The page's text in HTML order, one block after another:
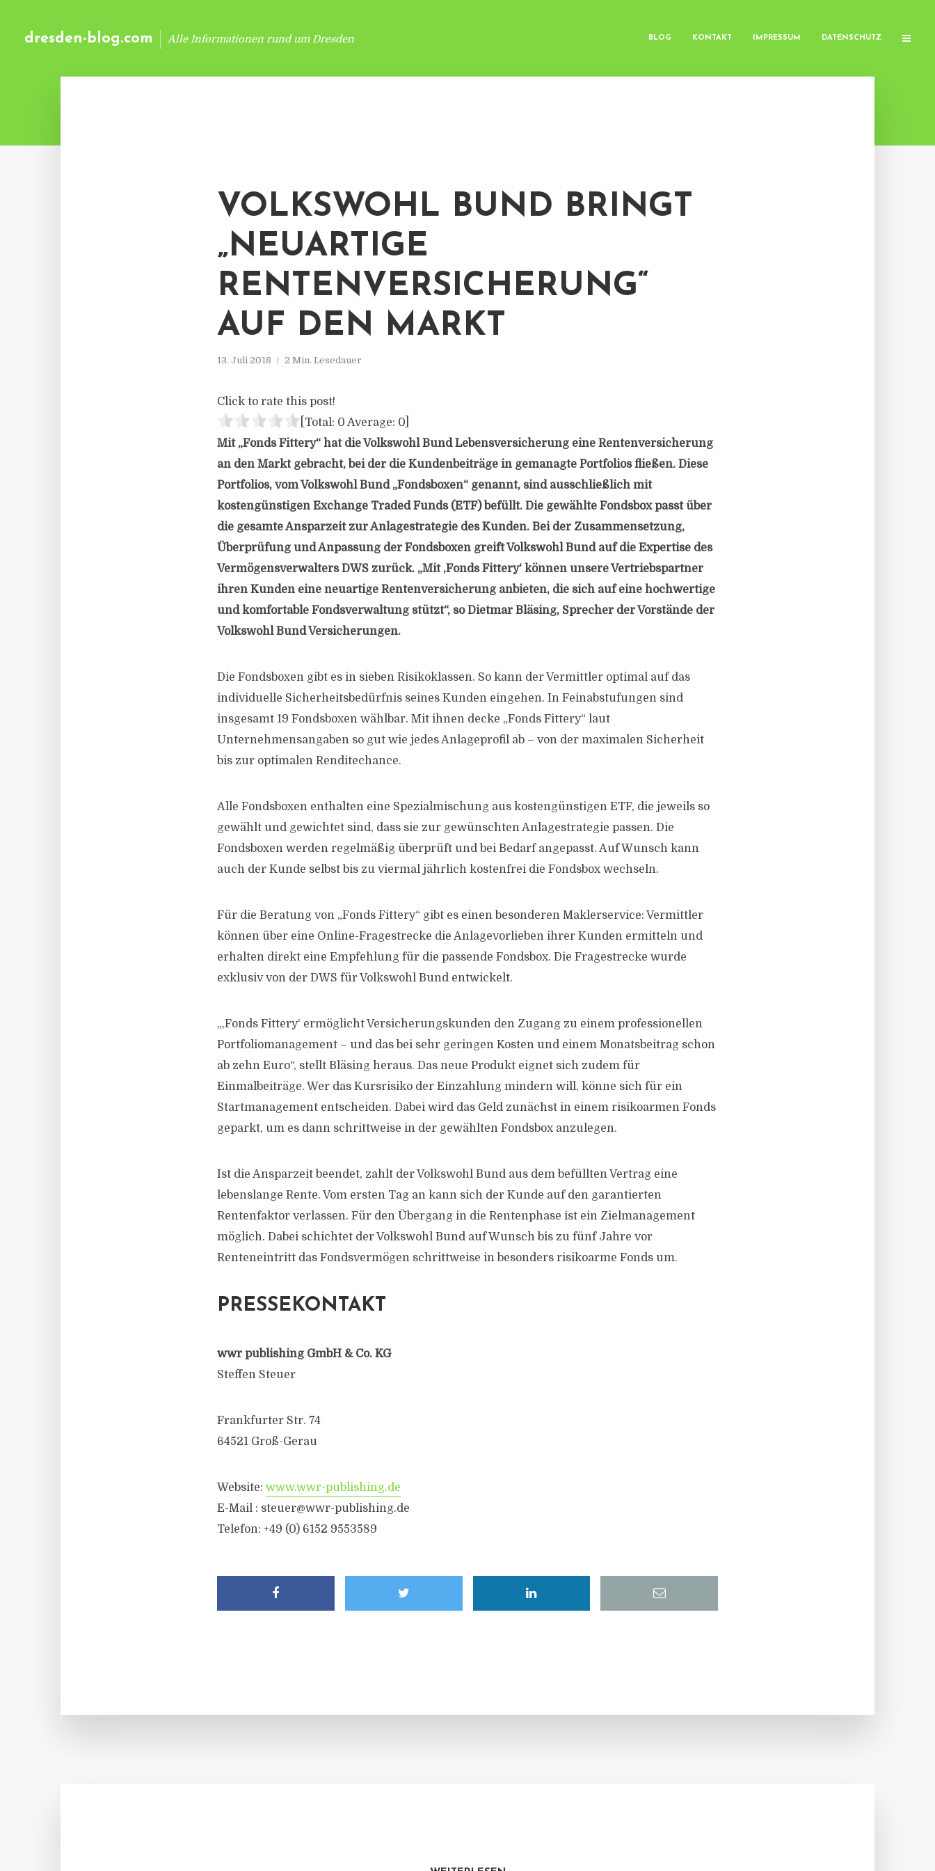
dresden-blog.com Alle Informationen rund um Dresden BLOG KONTAKT IMPRESSUM DATENSCHUTZ
VOLKSWOHL BUND BRINGT
„NEUARTIGE
RENTENVERSICHERUNG“
AUF DEN MARKT
13. Juli 2018 2 Min. Lesedauer
Click to rate this post!
[Total: 0 Average: 0
Mit „Fonds Fittery“ hat die Volkswohl Bund Lebensversicherung eine Rentenversicherung
an den Markt gebracht, bei der die Kundenbeiträge in gemanagte Portfolios fließen. Diese
Portfolios, vom Volkswohl Bund „Fondsboxen“ genannt, sind ausschließlich mit
kostengünstigen Exchange Traded Funds (ETF) befüllt. Die gewählte Fondsbox passt über
die gesamte Ansparzeit zur Anlagestrategie des Kunden. Bei der Zusammensetzung,
Überprüfung und Anpassung der Fondsboxen greift Volkswohl Bund auf die Expertise des
Vermögensverwalters DWS zurück. „Mit ,Fonds Fittery‘ können unsere Vertriebspartner
ihren Kunden eine neuartige Rentenversicherung anbieten, die sich auf eine hochwertige
und komfortable Fondsverwaltung stützt“, so Dietmar Bläsing, Sprecher der Vorstände der
Volkswohl Bund Versicherungen.
Die Fondsboxen gibt es in sieben Risikoklassen. So kann der Vermittler optimal auf das
individuelle Sicherheitsbedürfnis seines Kunden eingehen. In Feinabstufungen sind
insgesamt 19 Fondsboxen wählbar. Mit ihnen decke „Fonds Fittery“ laut
Unternehmensangaben so gut wie jedes Anlageprofil ab – von der maximalen Sicherheit
bis zur optimalen Renditechance.
Alle Fondsboxen enthalten eine Spezialmischung aus kostengünstigen ETF, die jeweils so
gewählt und gewichtet sind, dass sie zur gewünschten Anlagestrategie passen. Die
Fondsboxen werden regelmäßig überprüft und bei Bedarf angepasst. Auf Wunsch kann
auch der Kunde selbst bis zu viermal jährlich kostenfrei die Fondsbox wechseln.
Für die Beratung von „Fonds Fittery“ gibt es einen besonderen Maklerservice: Vermittler
können über eine Online-Fragestrecke die Anlagevorlieben ihrer Kunden ermitteln und
erhalten direkt eine Empfehlung für die passende Fondsbox. Die Fragestrecke wurde
exklusiv von der DWS für Volkswohl Bund entwickelt.
„,Fonds Fittery‘ ermöglicht Versicherungskunden den Zugang zu einem professionellen
Portfoliomanagement – und das bei sehr geringen Kosten und einem Monatsbeitrag schon
ab zehn Euro“, stellt Bläsing heraus. Das neue Produkt eignet sich zudem für
Einmalbeiträge. Wer das Kursrisiko der Einzahlung mindern will, könne sich für ein
Startmanagement entscheiden. Dabei wird das Geld zunächst in einem risikoarmen Fonds
geparkt, um es dann schrittweise in der gewählten Fondsbox anzulegen.
Ist die Ansparzeit beendet, zahlt der Volkswohl Bund aus dem befüllten Vertrag eine
lebenslange Rente. Vom ersten Tag an kann sich der Kunde auf den garantierten
Rentenfaktor verlassen. Für den Übergang in die Rentenphase ist ein Zielmanagement
möglich. Dabei schichtet der Volkswohl Bund auf Wunsch bis zu fünf Jahre vor
Renteneintritt das Fondsvermögen schrittweise in besonders risikoarme Fonds um.
PRESSEKONTAKT
wwr publishing GmbH & Co. KG
Steffen Steuer
Frankfurter Str. 74
64521 Groß-Gerau
Website: www.wwr-publishing.de
E-Mail : steuer@wwr-publishing.de
Telefon: +49 (0) 6152 9553589